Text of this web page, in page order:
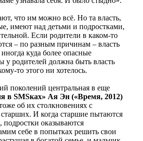
что им можно всё. Но та власть,
имеют над детьми и подростками,
Если родители в каком-то
– по разным причинам – власть
куда более опасные
у родителей должна быть власть
то этого ни хотелось.
поколений центральная в еще
в SMSках» Ая Эн («Время, 2012)
об их столкновениях с
И когда старшие пытаются
подростки оказываются
себе в попытках решить свои